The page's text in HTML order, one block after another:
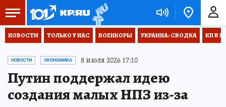
НОВОСТИ ТОЛЬКО У НАС ВОЕНКОРЫ УКРАИНА: СВОДКА КП В
НОВОСТИ ЭКОНОМИКА 8 июля 2026 17:10
Путин поддержал идею
создания малых НПЗ из-за